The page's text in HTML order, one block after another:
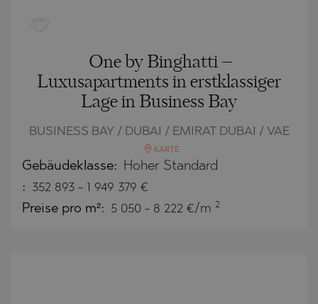
One by Binghatti –
Luxusapartments in erstklassiger
Lage in Business Bay
BUSINESS BAY / DUBAI / EMIRAT DUBAI / VAE
KARTE
Gebäudeklasse: Hoher Standard
: 352 893 - 1 949 379 €
Preise pro m²: 5 050 - 8 222 €/m 2